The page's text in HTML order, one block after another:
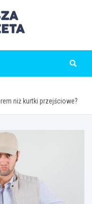
niż kurtki przejściowe?